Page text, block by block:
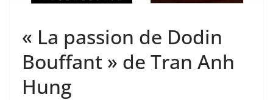
« La passion de Dodin
Bouffant » de Tran Anh
Hung